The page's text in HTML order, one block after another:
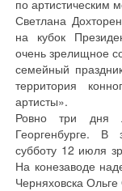
по артистическим
Светлана
на кубок
очень зрелищное
семейный
территория
артисты».
Ровно три дня
Георгенбурге. В
субботу 12 июля
На конезаводе
Черняховска